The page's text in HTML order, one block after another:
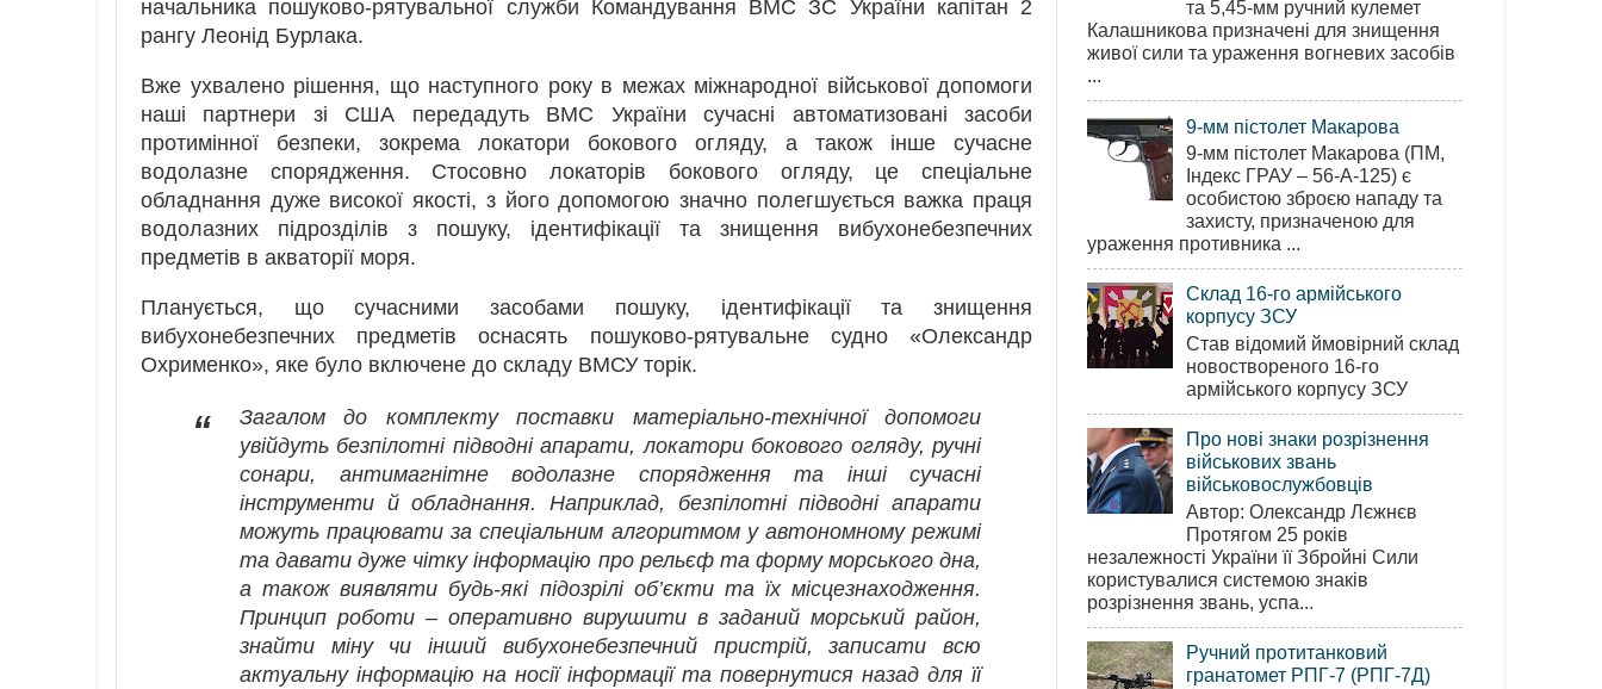
начальника пошуково-рятувальної служби Командування ВМС ЗС України капітан 2
рангу Леонід Бурлака.
Вже ухвалено рішення, що наступного року в межах міжнародної військової допомоги
наші партнери зі США передадуть ВМС України сучасні автоматизовані засоби
протимінної безпеки, зокрема локатори бокового огляду, а також інше сучасне
водолазне спорядження. Стосовно локаторів бокового огляду, це спеціальне
обладнання дуже високої якості, з його допомогою значно полегшується важка праця
водолазних підрозділів з пошуку, ідентифікації та знищення вибухонебезпечних
предметів в акваторії моря.
Планується, що сучасними засобами пошуку, ідентифікації та знищення
вибухонебезпечних предметів оснасять пошуково-рятувальне судно «Олександр
Охрименко», яке було включене до складу ВМСУ торік.
“
Загалом до комплекту поставки матеріально-технічної допомоги
увійдуть безпілотні підводні апарати, локатори бокового огляду, ручні
сонари, антимагнітне водолазне спорядження та інші сучасні
інструменти й обладнання. Наприклад, безпілотні підводні апарати
можуть працювати за спеціальним алгоритмом у автономному режимі
та давати дуже чітку інформацію про рельєф та форму морського дна,
а також виявляти будь-які підозрілі об’єкти та їх місцезнаходження.
Принцип роботи – оперативно вирушити в заданий морський район,
знайти міну чи інший вибухонебезпечний пристрій, записати всю
актуальну інформацію на носії інформації та повернутися назад для її
та 5,45-мм ручний кулемет
Калашникова призначені для знищення
живої сили та ураження вогневих засобів
...
9-мм пістолет Макарова
9-мм пістолет Макарова (ПМ,
Індекс ГРАУ – 56-А-125) є
особистою зброєю нападу та
захисту, призначеною для
ураження противника ...
Склад 16-го армійського
корпусу ЗСУ
Став відомий ймовірний склад
новоствореного 16-го
армійського корпусу ЗСУ
Про нові знаки розрізнення
військових звань
військовослужбовців
Автор: Олександр Лєжнєв
Протягом 25 років
незалежності України її Збройні Сили
користувалися системою знаків
розрізнення звань, успа...
Ручний протитанковий
гранатомет РПГ-7 (РПГ-7Д)